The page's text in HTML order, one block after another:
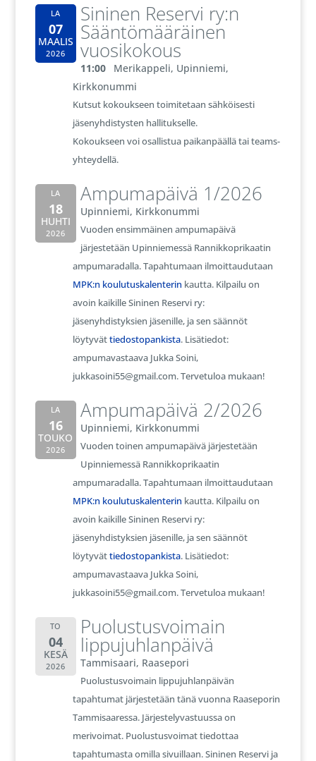
LA
07
MAALIS
2026
Sininen Reservi ry:n
Sääntömääräinen
vuosikokous
11:00
Merikappeli, Upinniemi,
Kirkkonummi
Kutsut kokoukseen toimitetaan sähköisesti
jäsenyhdistysten hallitukselle.
Kokoukseen voi osallistua paikanpäällä tai teams-
yhteydellä.
LA
18
HUHTI
2026
Ampumapäivä 1/2026
Upinniemi, Kirkkonummi
Vuoden ensimmäinen ampumapäivä
järjestetään Upinniemessä Rannikkoprikaatin
ampumaradalla. Tapahtumaan ilmoittaudutaan
MPK:n koulutuskalenterin kautta. Kilpailu on
avoin kaikille Sininen Reservi ry:
jäsenyhdistyksien jäsenille, ja sen säännöt
löytyvättiedostopankista. Lisätiedot:
ampumavastaava Jukka Soini,
jukkasoini55@gmail.com. Tervetuloa mukaan!
LA
16
TOUKO
2026
Ampumapäivä 2/2026
Upinniemi, Kirkkonummi
Vuoden toinen ampumapäivä järjestetään
Upinniemessä Rannikkoprikaatin
ampumaradalla. Tapahtumaan ilmoittaudutaan
MPK:n koulutuskalenterin kautta. Kilpailu on
avoin kaikille Sininen Reservi ry:
jäsenyhdistyksien jäsenille, ja sen säännöt
löytyvättiedostopankista. Lisätiedot:
ampumavastaava Jukka Soini,
jukkasoini55@gmail.com. Tervetuloa mukaan!
TO
04
KESÄ
2026
Puolustusvoimain
lippujuhlanpäivä
Tammisaari, Raasepori
Puolustusvoimain lippujuhlanpäivän
tapahtumat järjestetään tänä vuonna Raaseporin
Tammisaaressa. Järjestelyvastuussa on
merivoimat. Puolustusvoimat tiedottaa
tapahtumasta omilla sivuillaan. Sininen Reservi ja